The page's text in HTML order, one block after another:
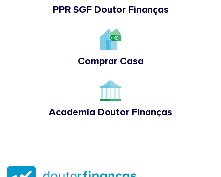
PPR SGF Doutor Finanças
Comprar Casa
Academia Doutor Finanças